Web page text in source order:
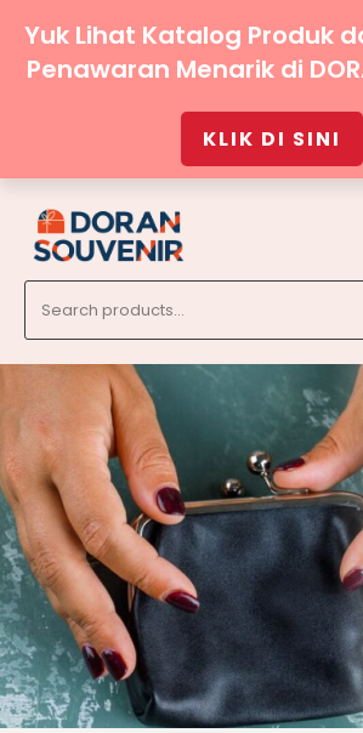
for:
Yuk Lihat Katalog Produk
Penawaran Menarik di
KLIK DI SINI